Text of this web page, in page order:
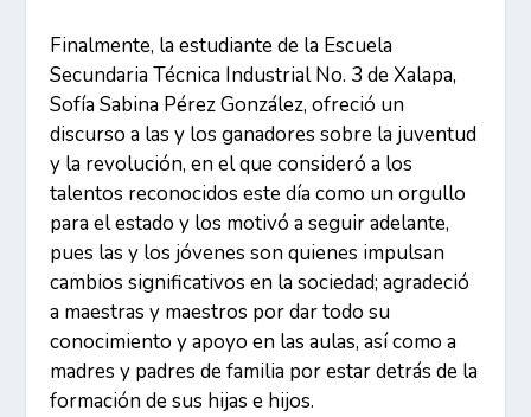
Finalmente, la estudiante de la Escuela
Secundaria Técnica Industrial No. 3 de Xalapa,
Sofía Sabina Pérez González, ofreció un
discurso a las y los ganadores sobre la juventud
y la revolución, en el que consideró a los
talentos reconocidos este día como un orgullo
para el estado y los motivó a seguir adelante,
pues las y los jóvenes son quienes impulsan
cambios significativos en la sociedad; agradeció
a maestras y maestros por dar todo su
conocimiento y apoyo en las aulas, así como a
madres y padres de familia por estar detrás de la
formación de sus hijas e hijos.